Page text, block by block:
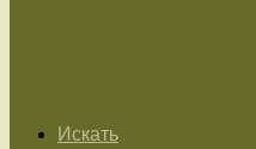
Искать